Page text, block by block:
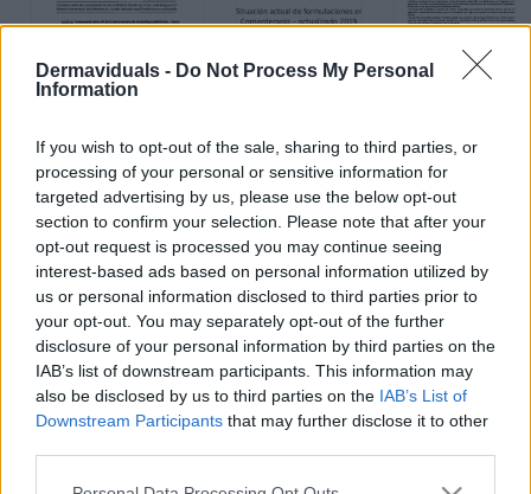
Dermaviduals - Do Not Process My Personal
Information
If you wish to opt-out of the sale, sharing to third parties, or
processing of your personal or sensitive information for
targeted advertising by us, please use the below opt-out
section to confirm your selection. Please note that after your
opt-out request is processed you may continue seeing
interest-based ads based on personal information utilized by
us or personal information disclosed to third parties prior to
your opt-out. You may separately opt-out of the further
disclosure of your personal information by third parties on the
IAB’s list of downstream participants. This information may
also be disclosed by us to third parties on the IAB’s List of
Downstream Participants that may further disclose it to other
Please note that this website/app uses one or more Google
Códigos INCI –
Como Identificar
Compuestos
Críticos Y
Contraproducentes
Situación
Actual De
Formulaciones
En
Corneoterapia
Composición
De Los
Productos
Dermaviduals
Mostrando1a10de14resultados 1 2